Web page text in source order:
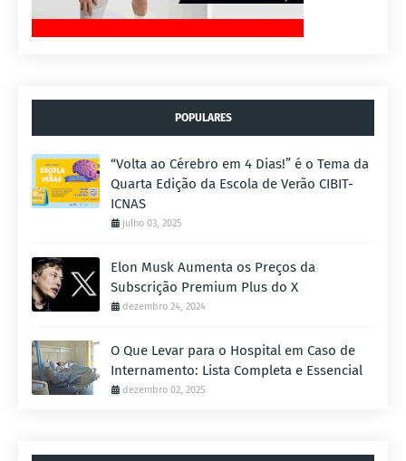
POPULARES
“Volta ao Cérebro em 4 Dias!” é o Tema da
Quarta Edição da Escola de Verão CIBIT-
ICNAS
julho 03, 2025
Elon Musk Aumenta os Preços da
Subscrição Premium Plus do X
dezembro 24, 2024
O Que Levar para o Hospital em Caso de
Internamento: Lista Completa e Essencial
dezembro 02, 2025